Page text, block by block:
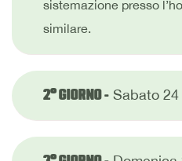
sistemazione presso
similare.
2° GIORNO - Sabato